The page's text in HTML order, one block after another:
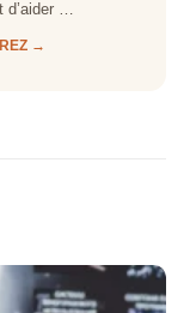
d’aider …
→